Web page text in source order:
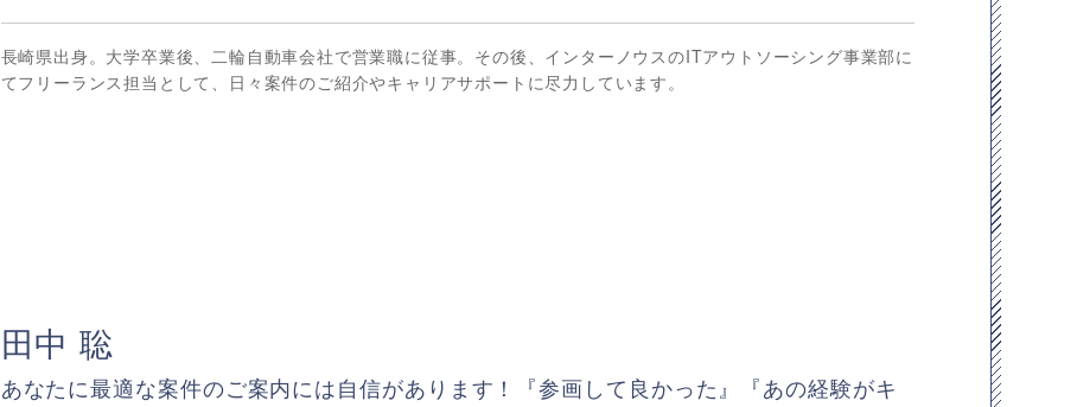
長崎県出身。大学卒業後、二輪自動車会社で営業職に従事。その後、インターノウスのITアウトソーシング事業部に
てフリーランス担当として、日々案件のご紹介やキャリアサポートに尽力しています。
田中 聡
あなたに最適な案件のご案内には自信があります！『参画して良かった』『あの経験がキ